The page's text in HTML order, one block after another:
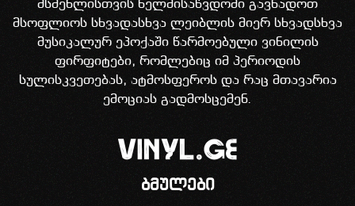
მსმენლისთვის ხელმისაწვდომი გავხადოთ
მსოფლიოს სხვადასხვა ლეიბლის მიერ სხვადსხვა
მუსიკალურ ეპოქაში წარმოებული ვინილის
ფირფიტები, რომლებიც იმ პერიოდის
სულისკვეთებას, ატმოსფეროს და რაც მთავარია
ემოციას გადმოსცემენ.
ბმულები